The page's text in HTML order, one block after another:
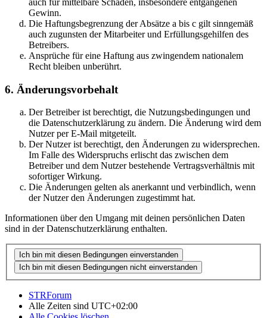
auch für mittelbare Schäden, insbesondere entgangenen
Gewinn.
Die Haftungsbegrenzung der Absätze a bis c gilt sinngemäß
auch zugunsten der Mitarbeiter und Erfüllungsgehilfen des
Betreibers.
Ansprüche für eine Haftung aus zwingendem nationalem
Recht bleiben unberührt.
6. Änderungsvorbehalt
Der Betreiber ist berechtigt, die Nutzungsbedingungen und
die Datenschutzerklärung zu ändern. Die Änderung wird dem
Nutzer per E-Mail mitgeteilt.
Der Nutzer ist berechtigt, den Änderungen zu widersprechen.
Im Falle des Widerspruchs erlischt das zwischen dem
Betreiber und dem Nutzer bestehende Vertragsverhältnis mit
sofortiger Wirkung.
Die Änderungen gelten als anerkannt und verbindlich, wenn
der Nutzer den Änderungen zugestimmt hat.
Informationen über den Umgang mit deinen persönlichen Daten
sind in der Datenschutzerklärung enthalten.
STRForum
Alle Zeiten sind UTC+02:00